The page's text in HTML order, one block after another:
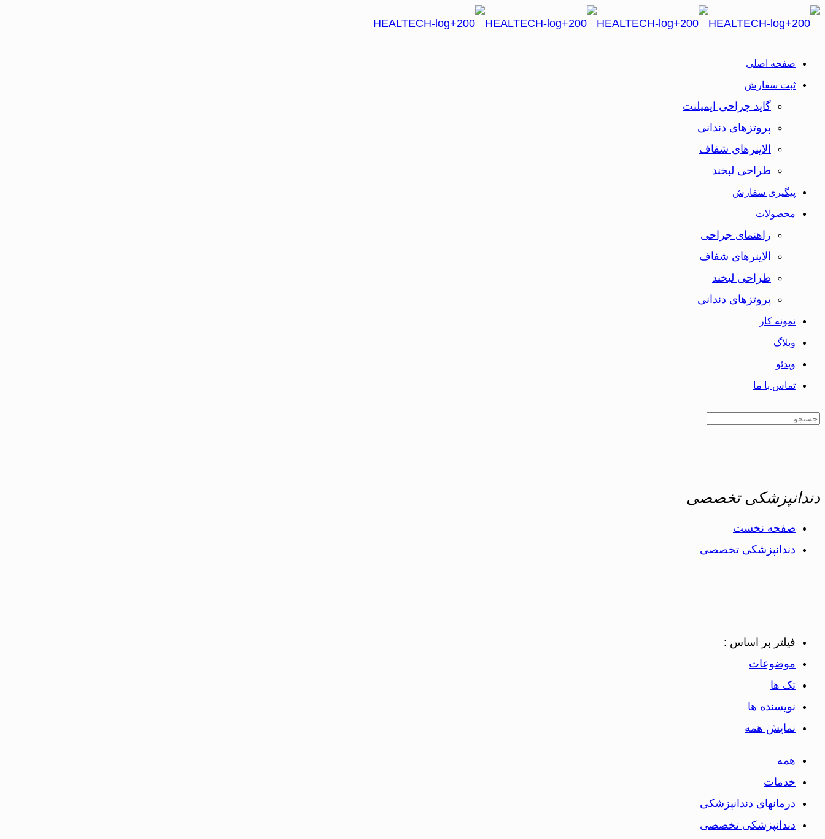
صفحه اصلی
ثبت سفارش
گاید جراحی ایمپلنت
پروتزهای دندانی
الاینرهای شفاف
طراحی لبخند
پیگیری سفارش
محصولات
راهنمای جراحی
الاینرهای شفاف
طراحی لبخند
پروتزهای دندانی
نمونه کار
وبلاگ
ویدئو
تماس با ما
دندانپزشکی تخصصی
صفحه نخست
دندانپزشکی تخصصی
فیلتر بر اساس :
موضوعات
تک ها
نویسنده ها
نمایش همه
همه
خدمات
درمانهای دندانپزشکی
دندانپزشکی تخصصی